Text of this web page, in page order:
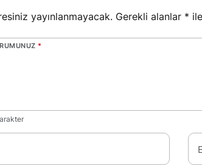
yayınlanmayacak. Gerekli alanlar *
*